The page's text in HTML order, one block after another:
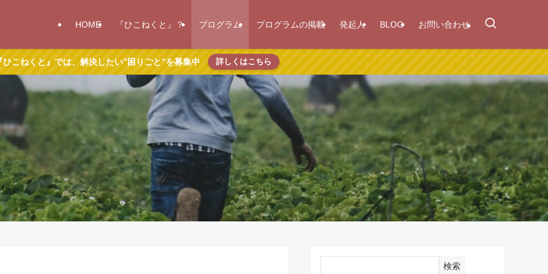
HOME 『ひこねくと』？ プログラム プログラムの掲載 発起人 BLOG お問い合わせ
ひこねくと』では、解決したい”困りごと”を募集中 詳しくはこちら
検索